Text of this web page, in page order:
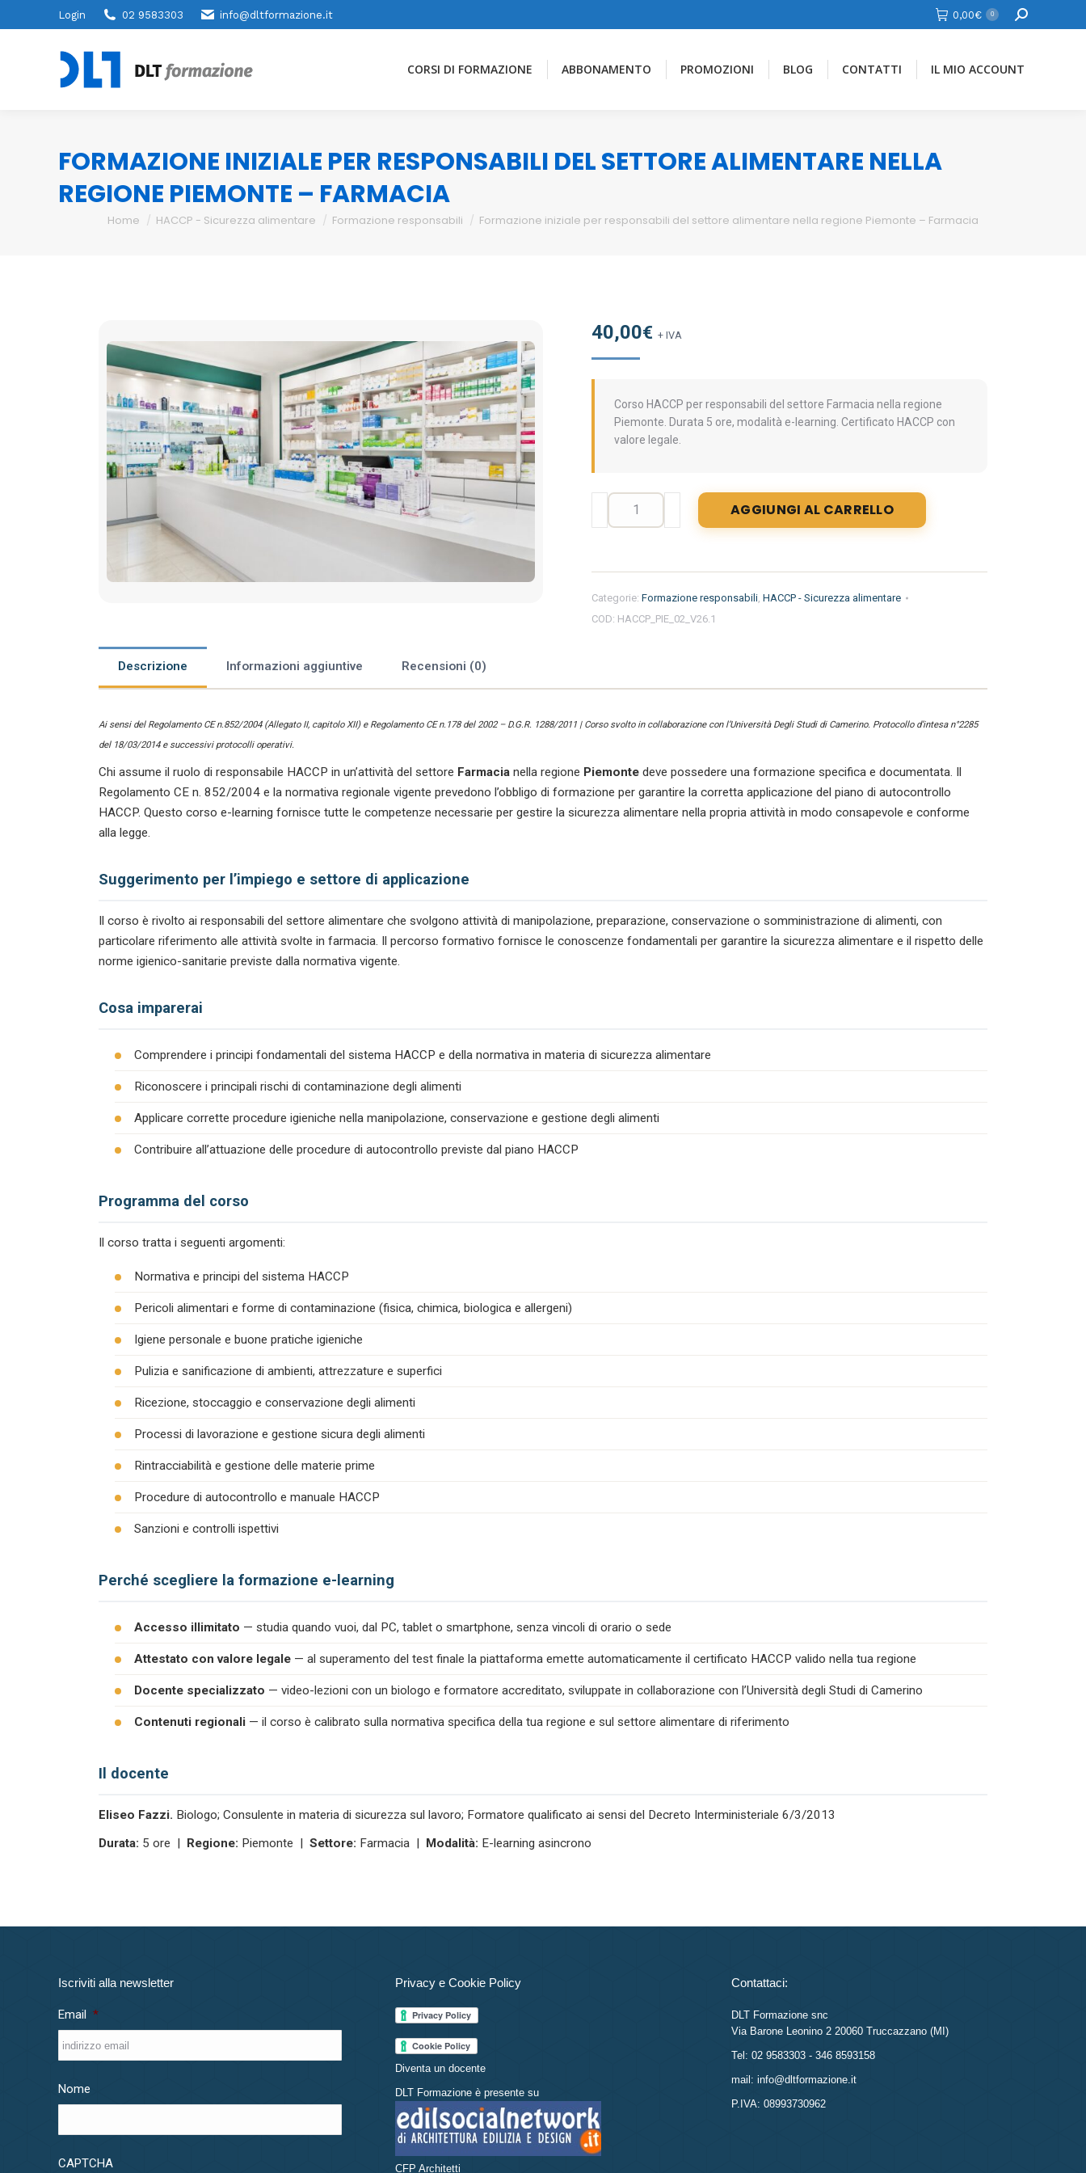
Login 02 9583303 info@dltformazione.it 0,00€ 0 Cerca
CORSI DI FORMAZIONE ABBONAMENTO PROMOZIONI BLOG CONTATTI IL MIO ACCOUNT
FORMAZIONE INIZIALE PER RESPONSABILI DEL SETTORE ALIMENTARE NELLA
REGIONE PIEMONTE – FARMACIA
You are here:
Home HACCP - Sicurezza alimentare Formazione responsabili Formazione iniziale per responsabili del settore alimentare nella regione Piemonte – Farmacia
40,00€ + IVA
Corso HACCP per responsabili del settore Farmacia nella regione
Piemonte. Durata 5 ore, modalità e-learning. Certificato HACCP con
valore legale.
Formazione
del
alimentare
nella
AGGIUNGI AL CARRELLO
Categorie: Formazione responsabili, HACCP - Sicurezza alimentare
COD: HACCP_PIE_02_V26.1
Descrizione Informazioni aggiuntive Recensioni (0)
Ai sensi del Regolamento CE n.852/2004 (Allegato II, capitolo XII) e Regolamento CE n.178 del 2002 – D.G.R. 1288/2011 | Corso svolto in collaborazione con l’Università Degli Studi di Camerino. Protocollo d’intesa n°2285
del 18/03/2014 e successivi protocolli operativi.
Chi assume il ruolo di responsabile HACCP in un’attività del settore Farmacia nella regione Piemonte deve possedere una formazione specifica e documentata. Il
Regolamento CE n. 852/2004 e la normativa regionale vigente prevedono l’obbligo di formazione per garantire la corretta applicazione del piano di autocontrollo
HACCP. Questo corso e-learning fornisce tutte le competenze necessarie per gestire la sicurezza alimentare nella propria attività in modo consapevole e conforme
alla legge.
Suggerimento per l’impiego e settore di applicazione
Il corso è rivolto ai responsabili del settore alimentare che svolgono attività di manipolazione, preparazione, conservazione o somministrazione di alimenti, con
particolare riferimento alle attività svolte in farmacia. Il percorso formativo fornisce le conoscenze fondamentali per garantire la sicurezza alimentare e il rispetto delle
norme igienico-sanitarie previste dalla normativa vigente.
Cosa imparerai
Comprendere i principi fondamentali del sistema HACCP e della normativa in materia di sicurezza alimentare
Riconoscere i principali rischi di contaminazione degli alimenti
Applicare corrette procedure igieniche nella manipolazione, conservazione e gestione degli alimenti
Contribuire all’attuazione delle procedure di autocontrollo previste dal piano HACCP
Programma del corso
Il corso tratta i seguenti argomenti:
Normativa e principi del sistema HACCP
Pericoli alimentari e forme di contaminazione (fisica, chimica, biologica e allergeni)
Igiene personale e buone pratiche igieniche
Pulizia e sanificazione di ambienti, attrezzature e superfici
Ricezione, stoccaggio e conservazione degli alimenti
Processi di lavorazione e gestione sicura degli alimenti
Rintracciabilità e gestione delle materie prime
Procedure di autocontrollo e manuale HACCP
Sanzioni e controlli ispettivi
Perché scegliere la formazione e-learning
Accesso illimitato — studia quando vuoi, dal PC, tablet o smartphone, senza vincoli di orario o sede
Attestato con valore legale — al superamento del test finale la piattaforma emette automaticamente il certificato HACCP valido nella tua regione
Docente specializzato — video-lezioni con un biologo e formatore accreditato, sviluppate in collaborazione con l’Università degli Studi di Camerino
Contenuti regionali — il corso è calibrato sulla normativa specifica della tua regione e sul settore alimentare di riferimento
Il docente
Eliseo Fazzi. Biologo; Consulente in materia di sicurezza sul lavoro; Formatore qualificato ai sensi del Decreto Interministeriale 6/3/2013
Durata: 5 ore | Regione: Piemonte | Settore: Farmacia | Modalità: E-learning asincrono
Iscriviti alla newsletter
Email *
Nome
CAPTCHA
Privacy e Cookie Policy
Diventa un docente
DLT Formazione è presente su
CFP Architetti
Contattaci:
DLT Formazione snc
Via Barone Leonino 2 20060 Truccazzano (MI)
Tel: 02 9583303 - 346 8593158
mail: info@dltformazione.it
P.IVA: 08993730962